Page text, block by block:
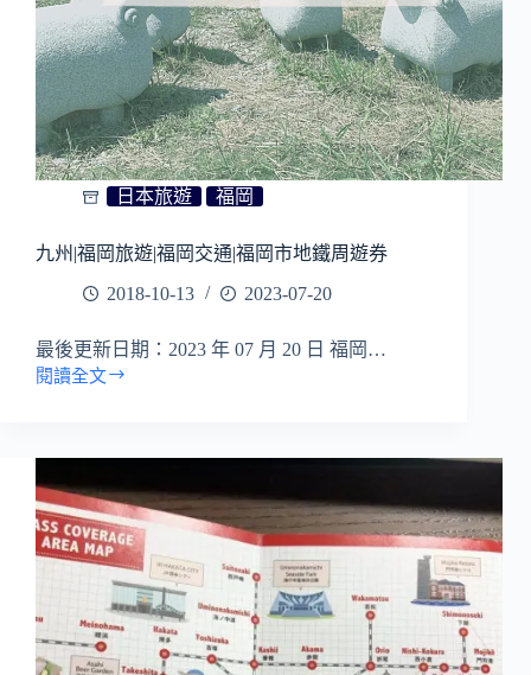
日本旅遊 福岡
九州|福岡旅遊|福岡交通|福岡市地鐵周遊券
2018-10-13
2023-07-20
最後更新日期：2023 年 07 月 20 日 福岡…
閱讀全文
九
岡
旅
遊|
福
岡
福
岡